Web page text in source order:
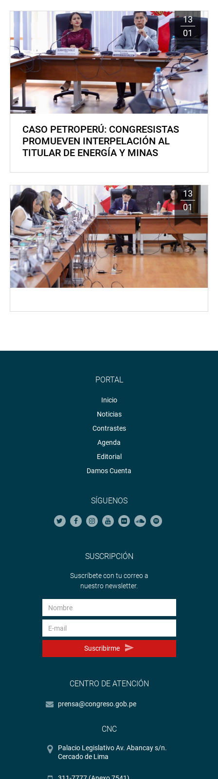
13
01
CASO PETROPERÚ: CONGRESISTAS
PROMUEVEN INTERPELACIÓN AL
TITULAR DE ENERGÍA Y MINAS
13
01
PORTAL
Inicio
Noticias
Contrastes
Agenda
Editorial
Damos Cuenta
SÍGUENOS
SUSCRIPCIÓN
Suscríbete con tu correo a
nuestro newsletter.
Suscribirme
CENTRO DE ATENCIÓN
prensa@congreso.gob.pe
CNC
Palacio Legislativo Av. Abancay s/n.
Cercado de Lima